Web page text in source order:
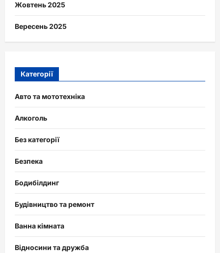
Жовтень 2025
Вересень 2025
Категорії
Авто та мототехніка
Алкоголь
Без категорії
Безпека
Бодибілдинг
Будівництво та ремонт
Ванна кімната
Відносини та дружба